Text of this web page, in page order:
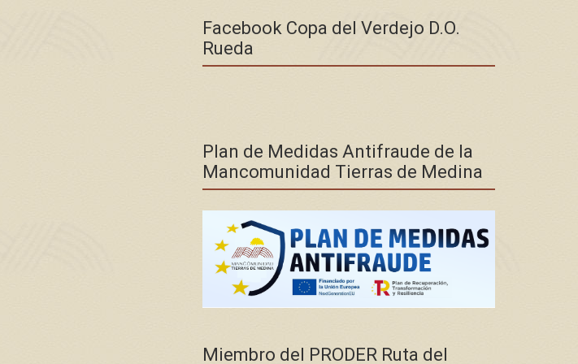
Facebook Copa del Verdejo D.O.
Rueda
Plan de Medidas Antifraude de la
Mancomunidad Tierras de Medina
Miembro del PRODER Ruta del